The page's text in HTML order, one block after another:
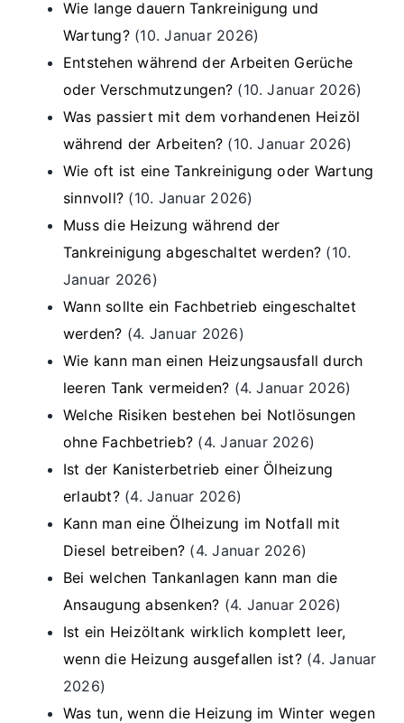
Wie lange dauern Tankreinigung und
Wartung? (10. Januar 2026)
Entstehen während der Arbeiten Gerüche
oder Verschmutzungen? (10. Januar 2026)
Was passiert mit dem vorhandenen Heizöl
während der Arbeiten? (10. Januar 2026)
Wie oft ist eine Tankreinigung oder Wartung
sinnvoll? (10. Januar 2026)
Muss die Heizung während der
Tankreinigung abgeschaltet werden? (10.
Januar 2026)
Wann sollte ein Fachbetrieb eingeschaltet
werden? (4. Januar 2026)
Wie kann man einen Heizungsausfall durch
leeren Tank vermeiden? (4. Januar 2026)
Welche Risiken bestehen bei Notlösungen
ohne Fachbetrieb? (4. Januar 2026)
Ist der Kanisterbetrieb einer Ölheizung
erlaubt? (4. Januar 2026)
Kann man eine Ölheizung im Notfall mit
Diesel betreiben? (4. Januar 2026)
Bei welchen Tankanlagen kann man die
Ansaugung absenken? (4. Januar 2026)
Ist ein Heizöltank wirklich komplett leer,
wenn die Heizung ausgefallen ist? (4. Januar
2026)
Was tun, wenn die Heizung im Winter wegen